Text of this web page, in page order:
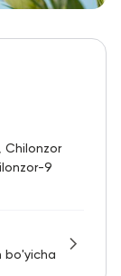
Chilonzor
9
bo'yicha